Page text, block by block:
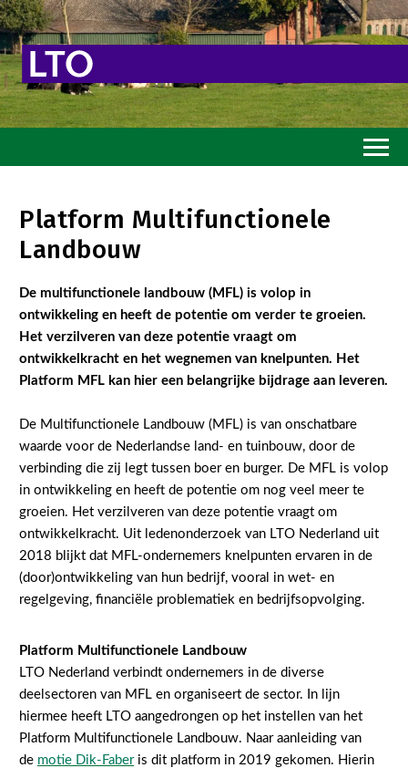
Toekomstvisie
Mooi groen
Sterk ondernemerschap
Transitiepaden
Gezonde planten
Gezonde dieren
Natuur, klimaat en energie
Bodem en water
Platteland en omgeving
Mens, ondernemerschap en onderwijs
Sectoren
Dier
Biologische Landbouw
Plant
Platform Multifunctionele
Landbouw
De multifunctionele landbouw (MFL) is volop in
ontwikkeling en heeft de potentie om verder te groeien.
Het verzilveren van deze potentie vraagt om
ontwikkelkracht en het wegnemen van knelpunten. Het
Platform MFL kan hier een belangrijke bijdrage aan leveren.
De Multifunctionele Landbouw (MFL) is van onschatbare
waarde voor de Nederlandse land- en tuinbouw, door de
verbinding die zij legt tussen boer en burger. De MFL is volop
in ontwikkeling en heeft de potentie om nog veel meer te
groeien. Het verzilveren van deze potentie vraagt om
ontwikkelkracht. Uit ledenonderzoek van LTO Nederland uit
2018 blijkt dat MFL-ondernemers knelpunten ervaren in de
(door)ontwikkeling van hun bedrijf, vooral in wet- en
regelgeving, financiële problematiek en bedrijfsopvolging.
Platform Multifunctionele Landbouw
LTO Nederland verbindt ondernemers in de diverse
deelsectoren van MFL en organiseert de sector. In lijn
hiermee heeft LTO aangedrongen op het instellen van het
Platform Multifunctionele Landbouw. Naar aanleiding van
de motie Dik-Faberis dit platform in 2019 gekomen. Hierin